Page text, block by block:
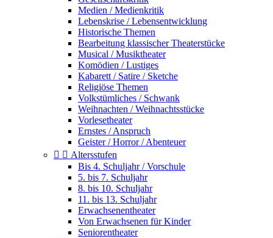
Medien / Medienkritik
Lebenskrise / Lebensentwicklung
Historische Themen
Bearbeitung klassischer Theaterstücke
Musical / Musiktheater
Komödien / Lustiges
Kabarett / Satire / Sketche
Religiöse Themen
Volkstümliches / Schwank
Weihnachten / Weihnachtsstücke
Vorlesetheater
Ernstes / Anspruch
Geister / Horror / Abenteuer
  Altersstufen
Bis 4. Schuljahr / Vorschule
5. bis 7. Schuljahr
8. bis 10. Schuljahr
11. bis 13. Schuljahr
Erwachsenentheater
Von Erwachsenen für Kinder
Seniorentheater